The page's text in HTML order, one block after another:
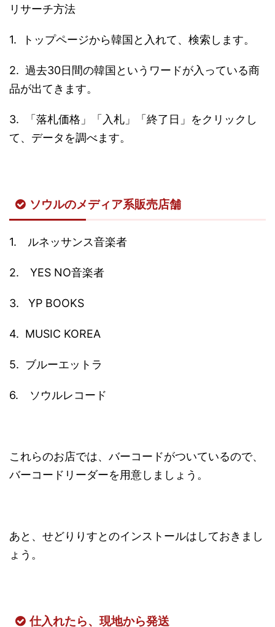
リサーチ方法
1. トップページから韓国と入れて、検索します。
2. 過去30日間の韓国というワードが入っている商
品が出てきます。
3. 「落札価格」「入札」「終了日」をクリックし
て、データを調べます。
ソウルのメディア系販売店舗
1. ルネッサンス音楽者
2. YES NO音楽者
3. YP BOOKS
4. MUSIC KOREA
5. ブルーエットラ
6. ソウルレコード
これらのお店では、バーコードがついているので、
バーコードリーダーを用意しましょう。
あと、せどりりすとのインストールはしておきまし
ょう。
仕入れたら、現地から発送